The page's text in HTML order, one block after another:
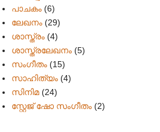
പാചകം (6)
ലേഖനം (29)
ശാസ്ത്രം (4)
ശാസ്ത്രലേഖനം (5)
സംഗീതം (15)
സാഹിത്യം (4)
സിനിമ (24)
സ്റ്റേജ് ഷോ സംഗീതം (2)